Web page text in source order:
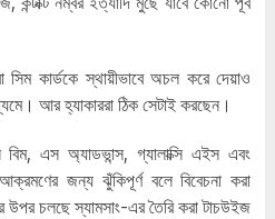
সিম কার্ডকে স্থায়ীভাবে অচল করে দেয়াও
আর হ্যাকাররা ঠিক সেটাই করছেন।
বিম, এস অ্যাডভান্স, গ্যালাক্সি এইস এবং
জন্য ঝুঁকিপূর্ণ বলে বিবেচনা করা
উপর চলছে স্যামসাং-এর তৈরি করা টাচউইজ